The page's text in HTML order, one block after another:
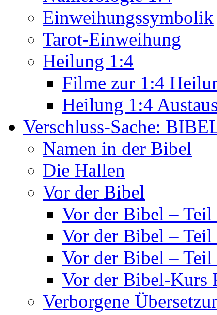
Einweihungssymbolik
Tarot-Einweihung
Heilung 1:4
Filme zur 1:4
Heilung 1:4
Verschluss-Sache:
Namen in der Bibel
Die Hallen
Vor der Bibel
Vor der Bibel – Teil
Vor der Bibel – Teil
Vor der Bibel – Teil
Vor der Bibel-Kurs
Verborgene